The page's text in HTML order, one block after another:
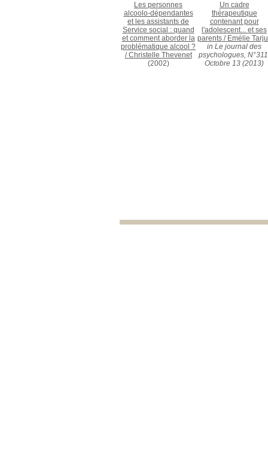
Les personnes
alcoolo-dépendantes
et les assistants de
Service social : quand
et comment aborder la
problématique alcool ?
/Christelle Thevenet
(2002)
Un cadre
thérapeutique
contenant pour
l'adolescent... et ses
parents/ Emélie
in Le journal des
psychologues,
Octobre 13 (2013)